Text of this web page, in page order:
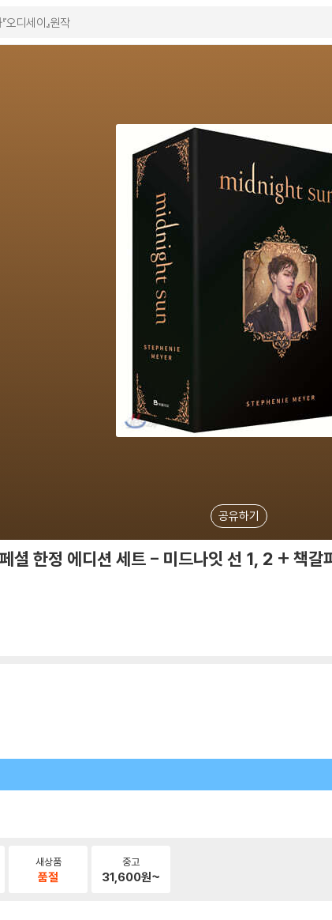
공유하기
셜 한정 에디션 세트 - 미드나잇 선 1, 2 + 책갈
새상품
품절
중고
31,600원~